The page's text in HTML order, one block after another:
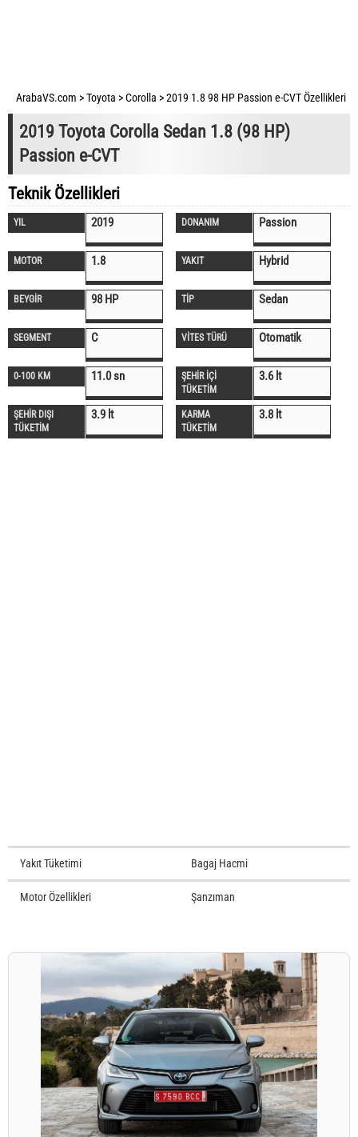
ArabaVS.com >Toyota >Corolla >2019 1.8 98 HP Passion e-CVT Özellikleri
2019 Toyota Corolla Sedan 1.8 (98 HP)
Passion e-CVT
Teknik Özellikleri
YIL 2019 DONANIM Passion
MOTOR 1.8 YAKIT Hybrid
BEYGİR 98 HP TİP Sedan
SEGMENT C VİTES TÜRÜ Otomatik
0-100 KM 11.0 sn
ŞEHİR İÇİ
TÜKETİM
3.6 lt
ŞEHİR DIŞI
TÜKETİM
3.9 lt
KARMA
TÜKETİM
3.8 lt
Yakıt Tüketimi Bagaj Hacmi
Motor Özellikleri Şanzıman